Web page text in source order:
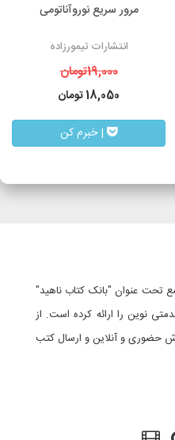
مرور سریع نوروآناتومی
انتشارات تیمورزاده
19,000تومان
18,050تومان
| خبرم کن
تحت عنوان "بانک کتاب ناهید"
نوین را ارائه کرده است. از
حضوری و آنلاین و ارسال کتب